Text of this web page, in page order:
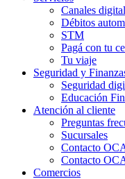
Canales
Débitos
STM
Pagá con tu
Tu viaje
Seguridad y
Seguridad
Educación
Atención al cliente
Preguntas
Sucursales
Contacto
Contacto
Comercios